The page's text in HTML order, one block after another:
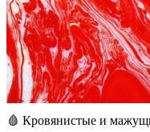
🩸​ Кровянистые и